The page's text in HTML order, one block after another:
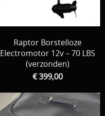
Raptor Borstelloze
Electromotor 12v – 70 LBS
(verzonden)
€ 399,00